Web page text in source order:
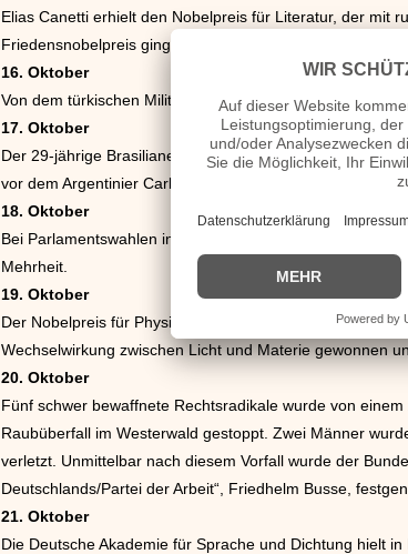
Elias Canetti erhielt den Nobelpreis für Literatur, der mit
Friedensnobelpreis ging an das Büro des UN-
16. Oktober
Von dem türkischen Militärregime unter General Kenan
17. Oktober
Der 29-jährige Brasilianer Nelson Piquet wurde beim
vor dem Argentinier Carlos Reutemann.
18. Oktober
Bei Parlamentswahlen in Griechenland gewann die
Mehrheit.
19. Oktober
Der Nobelpreis für Physik und Chemie ging an fünf
Wechselwirkung zwischen Licht und Materie gewonnen
20. Oktober
Fünf schwer bewaffnete Rechtsradikale wurde von
Raubüberfall im Westerwald gestoppt. Zwei Männer
verletzt. Unmittelbar nach diesem Vorfall wurde der
Deutschlands/Partei der Arbeit“, Friedhelm Busse,
21. Oktober
Die Deutsche Akademie für Sprache und Dichtung hielt